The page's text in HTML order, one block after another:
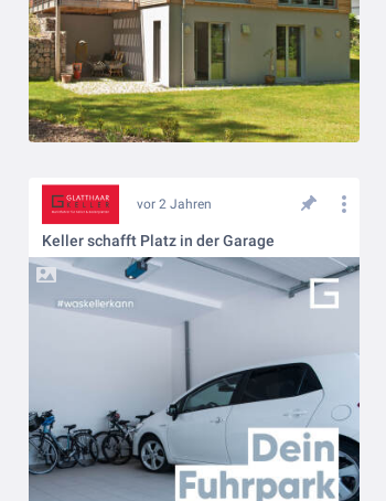
vor 2 Jahren
Keller schafft Platz in der Garage